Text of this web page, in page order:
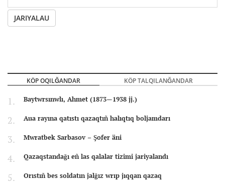
JARIYALAU
KÖP OQILĞANDAR KÖP TALQILANĞANDAR
Baytwrsınwlı, Ahmet (1873—1938 jj.)
Aua rayına qatıstı qazaqtıñ halıqtıq boljamdarı
Mwratbek Sarbasov – Şofer äni
Qazaqstandağı eñ las qalalar tizimi jariyalandı
Orıstıñ bes soldatın jalğız wrıp jıqqan qazaq